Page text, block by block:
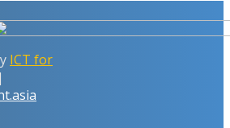
ICT for
|